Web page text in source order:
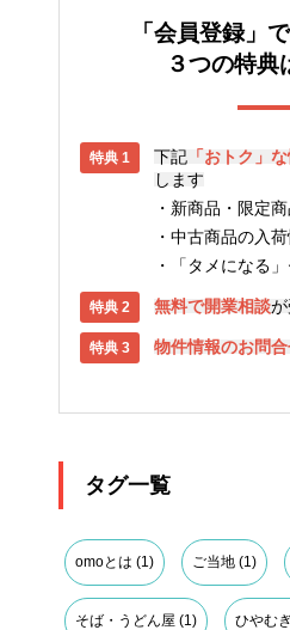
「会員登録」
３つの特典
下記 「おトク」
します
新商品・限定商
中古商品の入
「タメになる
無料で開業相談
物件情報のお問
タグ一覧
omoとは (1) ご当地 (1)
そば・うどん屋 (1) ひやむ